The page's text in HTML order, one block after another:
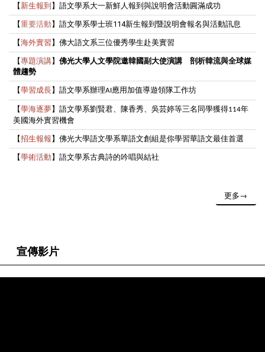
【新生報到】語文學系大一新鮮人報到與說明會活動圓滿成功
【重要活動】語文學系學士班114新生報到暨說明會報名與活動訊息
【海外實習】佛大語文系三位優秀學生赴美實習
【專題演講】 佛光大學人文學院邀韓國副大使演講 剖析韓流與全球媒
體趨勢
【學習成長】語文學系辦理AI應用加值導遊領隊工作坊
【學海逐夢】語文學系劉賢君、陳香秀、吳芸婷等三名同學獲得114年
美國海外實習機會
【招生報報】佛光大學語文學系華語文創組是你學習華語文最佳首選
【學術活動】語文學系古典詩的吟唱與結社
更多→
宣傳影片